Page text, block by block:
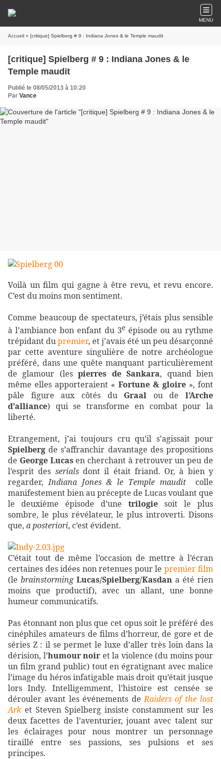
MENU
Accueil » [critique] Spielberg # 9 : Indiana Jones & le Temple maudit
[critique] Spielberg # 9 : Indiana Jones & le
Temple maudit
Publié le 08/05/2013 à 10:20
Par Vance
Voilà un film qui gagne à être revu, et revu encore.
C’est du moins mon sentiment.
Comme beaucoup de spectateurs, j’étais plus sensible
à l’ambiance bon enfant du 3e épisode ou au rythme
trépidant dupremier, et j’avais été un peu désarçonné
par cette aventure singulière de notre archéologue
préféré, dans une quête manquant particulièrement
de glamour (lespierres de Sankara, quand bien
même elles apporteraient « Fortune & gloire», font
pâle figure aux côtés du Graal ou de l’Arche
d’alliance) qui se transforme en combat pour la
liberté.
Etrangement, j’ai toujours cru qu’il s’agissait pour
Spielberg de s’affranchir davantage des propositions
de George Lucas en cherchant à retrouver un peu de
l’esprit des serialsdont il était friand. Or, à bien y
regarder,Indiana Jones & le Temple maudit
colle
manifestement bien au précepte de Lucas voulant que
le deuxième épisode d’une trilogie soit le plus
sombre, le plus révélateur, le plus introverti. Disons
que, a posteriori, c’est évident.
C’était tout de même l’occasion de mettre à l’écran
certaines des idées non retenues pour le premier film
(le brainstorming Lucas/Spielberg/Kasdan a été rien
moins que productif), avec un allant, une bonne
humeur communicatifs.
Pas étonnant non plus que cet opus soit le préféré des
cinéphiles amateurs de films d’horreur, de gore et de
séries Z : il se permet le luxe d’aller très loin dans la
dérision, l’humour noir et la violence (du moins pour
un film grand public) tout en égratignant avec malice
l’image du héros infatigable mais droit qu’était jusque
lors Indy. Intelligemment, l’histoire est censée se
dérouler avant les événements deRaiders of the lost
Arket Steven Spielberg insiste constamment sur les
deux facettes de l’aventurier, jouant avec talent sur
les éclairages pour nous montrer un personnage
tiraillé entre ses passions, ses pulsions et ses
principes.